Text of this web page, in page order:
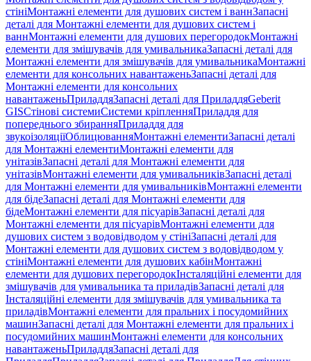
стініМонтажні елементи для душових систем і ваннЗапасні
деталі для Монтажні елементи для душових систем і
ваннМонтажні елементи для душових перегородокМонтажні
елементи для змішувачів для умивальникаЗапасні деталі для
Монтажні елементи для змішувачів для умивальникаМонтажні
елементи для консольних навантаженьЗапасні деталі для
Монтажні елементи для консольних
навантаженьПриладдяЗапасні деталі для ПриладдяGeberit
GISСтінові системиСистеми кріпленняПриладдя для
попереднього збиранняПриладдя для
звукоізоляціїОблицюванняМонтажні елементиЗапасні деталі
для Монтажні елементиМонтажні елементи для
унітазівЗапасні деталі для Монтажні елементи для
унітазівМонтажні елементи для умивальниківЗапасні деталі
для Монтажні елементи для умивальниківМонтажні елементи
для бідеЗапасні деталі для Монтажні елементи для
бідеМонтажні елементи для пісуарівЗапасні деталі для
Монтажні елементи для пісуарівМонтажні елементи для
душових систем з водовідводом у стініЗапасні деталі для
Монтажні елементи для душових систем з водовідводом у
стініМонтажні елементи для душових кабінМонтажні
елементи для душових перегородокІнсталяційні елементи для
змішувачів для умивальника та приладівЗапасні деталі для
Інсталяційні елементи для змішувачів для умивальника та
приладівМонтажні елементи для пральних і посудомийних
машинЗапасні деталі для Монтажні елементи для пральних і
посудомийних машинМонтажні елементи для консольних
навантаженьПриладдяЗапасні деталі для